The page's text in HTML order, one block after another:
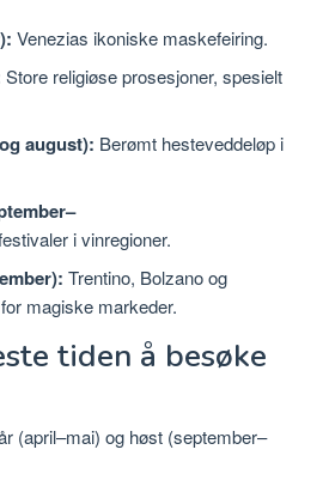
Venezias ikoniske maskefeiring.
Store religiøse prosesjoner, spesielt
august): Berømt hesteveddeløp i
i vinregioner.
Trentino, Bolzano og
magiske markeder.
tiden å besøke
(april–mai) og høst (september–